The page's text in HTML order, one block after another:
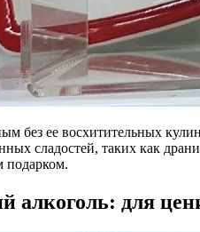
без ее восхитительных
сладостей, таких как
подарком.
алкоголь: для